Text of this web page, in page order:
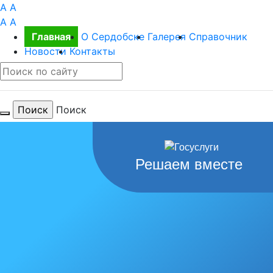
A A
A A
Главная
О Сердобске Галерея Справочник
Новости Контакты
Поиск
Решаем вместе
Для тебя